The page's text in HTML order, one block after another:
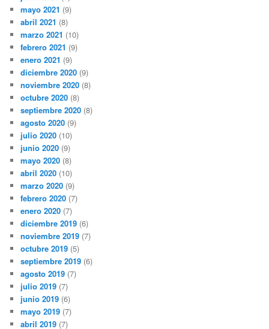
mayo 2021 (9)
abril 2021 (8)
marzo 2021 (10)
febrero 2021 (9)
enero 2021 (9)
diciembre 2020 (9)
noviembre 2020 (8)
octubre 2020 (8)
septiembre 2020 (8)
agosto 2020 (9)
julio 2020 (10)
junio 2020 (9)
mayo 2020 (8)
abril 2020 (10)
marzo 2020 (9)
febrero 2020 (7)
enero 2020 (7)
diciembre 2019 (6)
noviembre 2019 (7)
octubre 2019 (5)
septiembre 2019 (6)
agosto 2019 (7)
julio 2019 (7)
junio 2019 (6)
mayo 2019 (7)
abril 2019 (7)